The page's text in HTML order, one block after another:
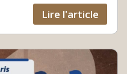
Lire l'article